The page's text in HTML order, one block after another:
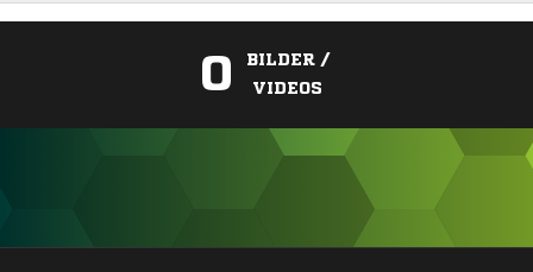
0
BILDER /
VIDEOS